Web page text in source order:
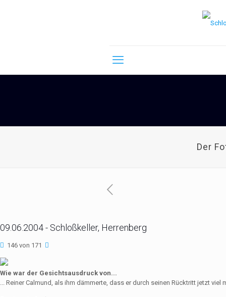
Der
09.06.2004 - Schloßkeller, Herrenberg
146 von 171
Wie war der Gesichtsausdruck von...
... Reiner Calmund, als ihm dämmerte, dass er durch seinen Rücktritt jetzt viel